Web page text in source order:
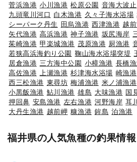
菅浜漁港 小川漁港 松原公園 音海大波止
九頭竜川河口 白木漁港 久々子海水浴場
シーパーク丹生 田烏漁港 西津漁港 越
矢代漁港 高浜漁港 神子漁港 坂尻海岸
茱崎漁港 甲楽城漁港 茂原漁港 厨漁港
若狭高浜海釣り公園 鞠山海水浴場突堤
居倉漁港 三方海中公園 小樟漁港 長橋
高佐漁港
上瀬漁港 杉津海水浴場 崎漁港
西三松漁港 東尋坊 梅浦漁港 米ノ浦漁港
小黒飯漁港 鮎川漁港 雄島 大味漁港 国
押回鼻 安島漁港 左右漁港 河野海岸 耳
大丹生漁港 越前岬 糠漁港 鉾島 泊漁港
福井県の人気魚種の釣果情報